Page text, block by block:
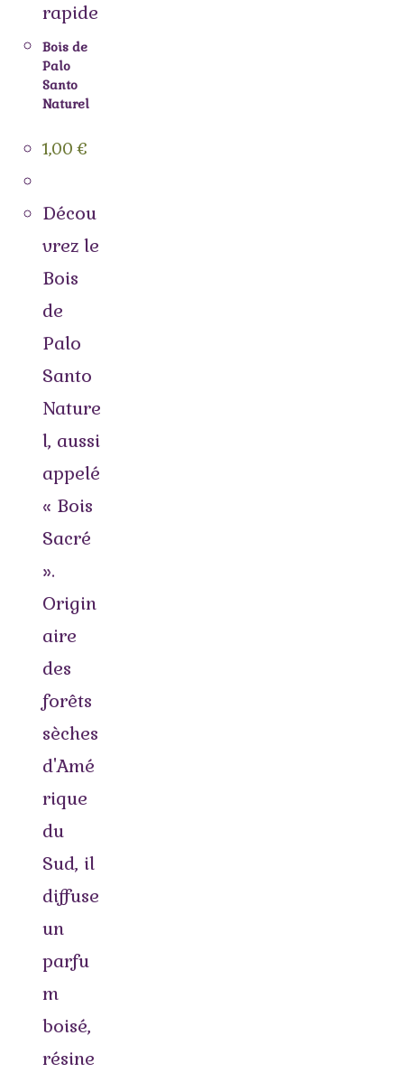
rapide
Bois de
Palo
Santo
Naturel
1,00€
Décou
vrez le
Bois
de
Palo
Santo
Nature
l, aussi
appelé
« Bois
Sacré
».
Origin
aire
des
forêts
sèches
d'Amé
rique
du
Sud, il
diffuse
un
parfu
m
boisé,
résine